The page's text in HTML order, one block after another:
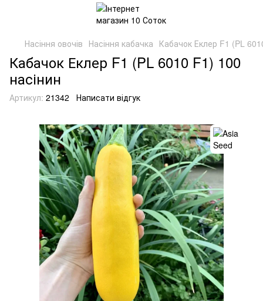
Насіння овочів Насіння кабачка Кабачок Еклер F1 (PL
Кабачок Еклер F1 (PL 6010 F1) 100
насінин
Артикул: 21342 Написати відгук